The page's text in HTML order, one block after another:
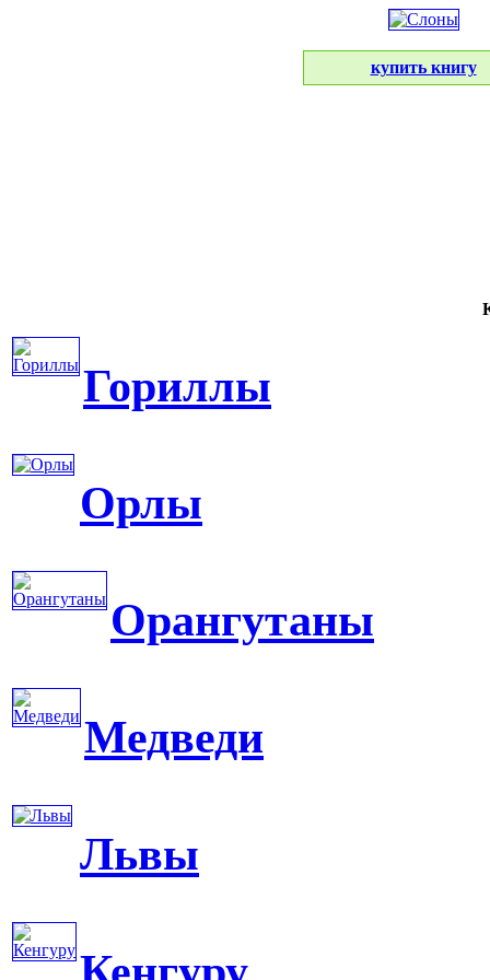
купить книгу
Гориллы
Орлы
Орангутаны
Медведи
Львы